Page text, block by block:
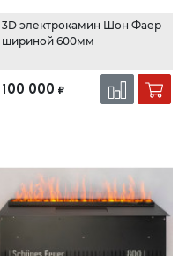
3D электрокамин Шон Фаер
шириной 600мм
100 000 ₽